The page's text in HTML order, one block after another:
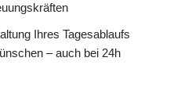
Ihres Tagesablaufs
– auch bei 24h